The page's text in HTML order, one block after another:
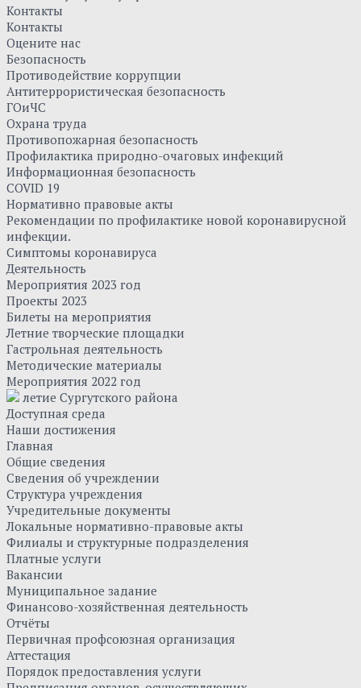
Контакты
Контакты
Оцените нас
Безопасность
Противодействие коррупции
Антитеррористическая безопасность
ГОиЧС
Охрана труда
Противопожарная безопасность
Профилактика природно-очаговых инфекций
Информационная безопасность
COVID 19
Нормативно правовые акты
Рекомендации по профилактике новой коронавирусной
инфекции.
Симптомы коронавируса
Деятельность
Мероприятия 2023 год
Проекты 2023
Билеты на мероприятия
Летние творческие площадки
Гастрольная деятельность
Методические материалы
Мероприятия 2022 год
летие Сургутского района
Доступная среда
Наши достижения
Главная
Общие сведения
Сведения об учреждении
Структура учреждения
Учредительные документы
Локальные нормативно-правовые акты
Филиалы и структурные подразделения
Платные услуги
Вакансии
Муниципальное задание
Финансово-хозяйственная деятельность
Отчёты
Первичная профсоюзная организация
Аттестация
Порядок предоставления услуги